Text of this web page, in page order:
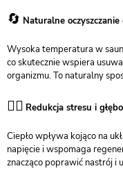
🔄 Naturalne oczyszczanie
Wysoka temperatura w
co skutecznie wspiera
organizmu. To naturalny
🧘‍♂️ Redukcja stresu i
Ciepło wpływa kojąco na
napięcie i wspomaga
znacząco poprawić nastrój i